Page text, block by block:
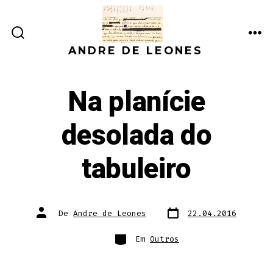
direto
PESQUISAANDRE DE LEONES
Na planície
desolada do
tabuleiro
Autor
do De Andre de Leones Data
do
22.04.2016
Categorias
Em Outros